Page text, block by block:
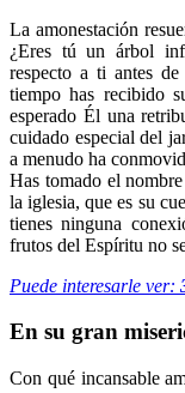
La amonestación
¿Eres tú un árbol
respecto a ti antes
tiempo has recibido
esperado Él una
cuidado especial del
a menudo ha
Has tomado el
la iglesia, que es su
tienes ninguna
frutos del Espíritu no
Puede interesarle ver:
En su gran
Con qué incansable